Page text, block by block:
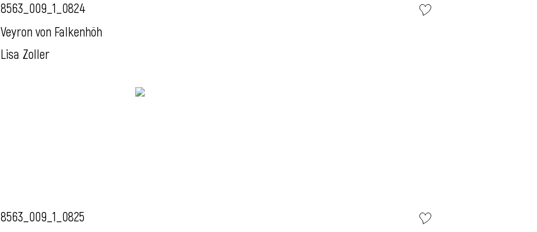
8563_009_1_0824
Veyron von Falkenhöh
Lisa Zoller
8563_009_1_0825